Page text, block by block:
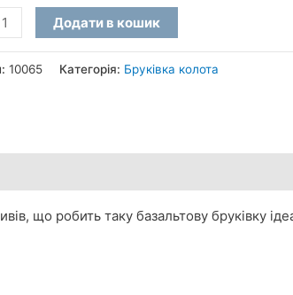
Додати в кошик
10065 Категорія: Бруківка колота
що робить таку базальтову бруківку